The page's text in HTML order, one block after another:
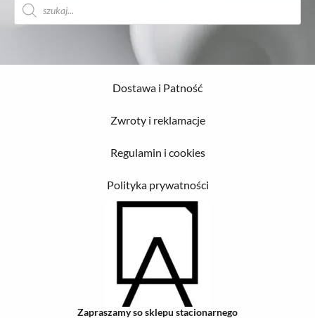
produktów
Dostawa i Patność
Zwroty i reklamacje
Regulamin i cookies
Polityka prywatności
Zapraszamy so sklepu stacionarnego